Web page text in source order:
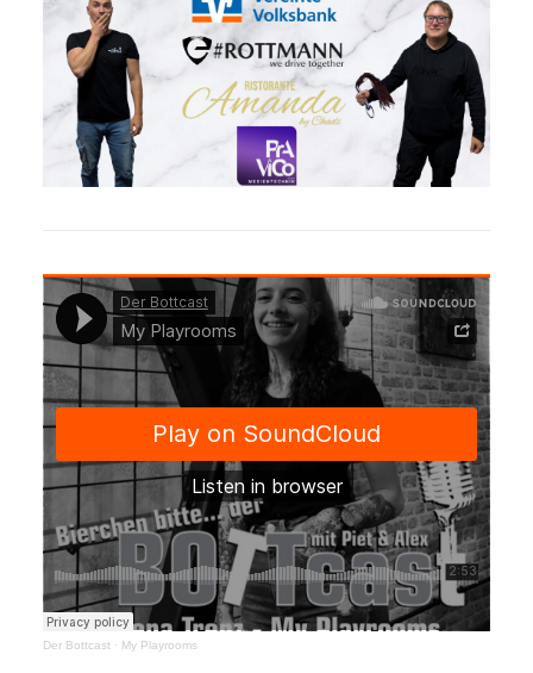
Der Bottcast · My Playrooms